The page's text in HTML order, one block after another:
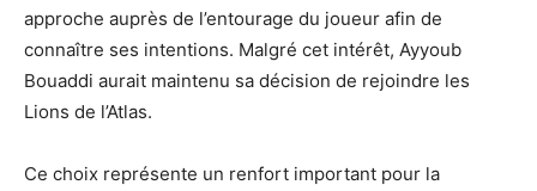
approche auprès de l’entourage du joueur afin de
connaître ses intentions. Malgré cet intérêt, Ayyoub
Bouaddi aurait maintenu sa décision de rejoindre les
Lions de l’Atlas.
Ce choix représente un renfort important pour la